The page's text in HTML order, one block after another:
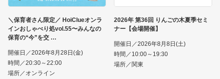
＼保育者さん限定／ HoiClueオンラ
インおしゃべり処vol.55〜みんなの
保育の“今”を交
開催日／2026年8月28日(金)
時間／20:30～22:00
場所／オンライン
2026年 第36回 りんごの木夏季セミ
ナー【会場開催】
開催日／2026年8月8日(土)
時間／10:00～19:30
場所／関東